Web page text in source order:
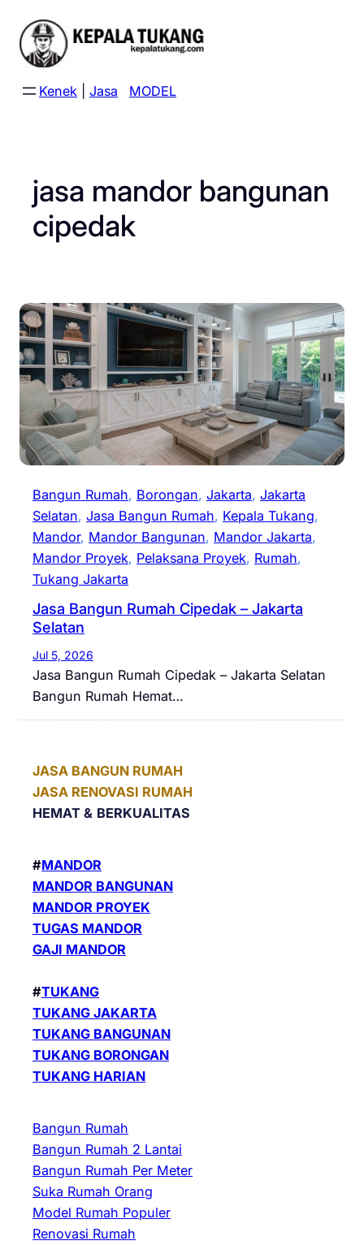
content
Kenek Jasa MODEL
jasa mandor bangunan
cipedak
Bangun Rumah, Borongan, Jakarta, Jakarta
Selatan, Jasa Bangun Rumah, Kepala Tukang
Mandor, Mandor Bangunan, Mandor Jakarta
Mandor Proyek, Pelaksana Proyek, Rumah
Tukang Jakarta
Jasa Bangun Rumah Cipedak – Jakarta
Selatan
Jul 5, 2026
Jasa Bangun Rumah Cipedak – Jakarta Selatan
Bangun Rumah Hemat…
JASA BANGUN RUMAH
JASA RENOVASI RUMAH
HEMAT & BERKUALITAS
#MANDOR
MANDOR BANGUNAN
MANDOR PROYEK
TUGAS MANDOR
GAJI MANDOR
#TUKANG
TUKANG JAKARTA
TUKANG BANGUNAN
TUKANG BORONGAN
TUKANG HARIAN
Bangun Rumah
Bangun Rumah 2 Lantai
Bangun Rumah Per Meter
Suka Rumah Orang
Model Rumah Populer
Renovasi Rumah